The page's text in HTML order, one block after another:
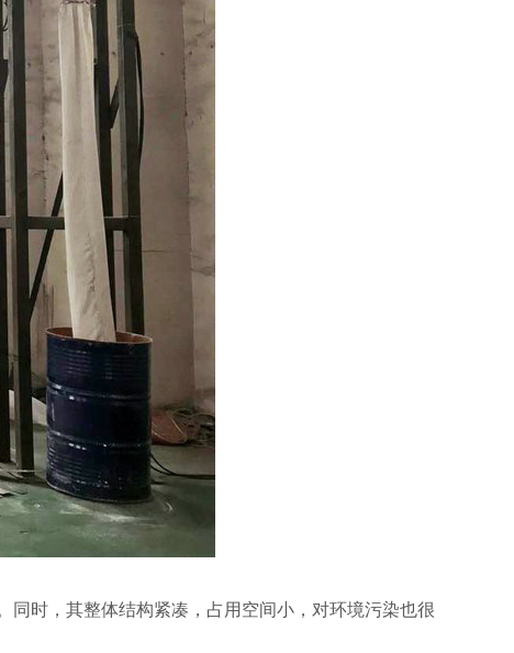
时，其整体结构紧凑，占用空间小，对环境污染也很